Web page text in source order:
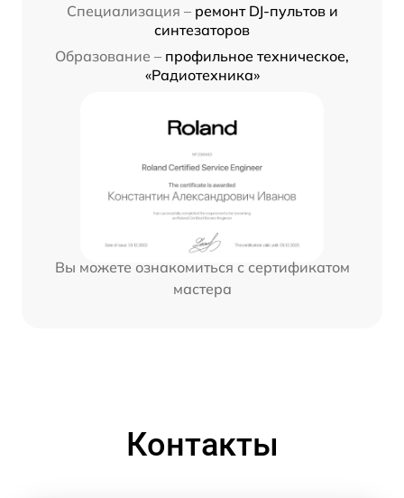
Специализация – ремонт DJ-пультов и
синтезаторов
Образование – профильное техническое,
«Радиотехника»
Вы можете ознакомиться с сертификатом
мастера
Контакты